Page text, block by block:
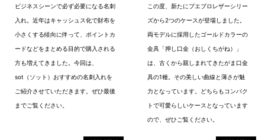
ビジネスシーンで必ず必要になる名刺
入れ。近年はキャッシュス化で財布を
小さくする傾向に伴って、ポイントカ
ードなどをまとめる目的で購入される
方も増えてきました。今回は、
sot（ソット）おすすめの名刺入れを
ご紹介させていただきます。ぜひ最後
までご覧ください。
この度、新たにプエブロレザーシリー
ズから2つのケースが登場しました。
両モデルに採用したゴールドカラーの
金具「押し口金（おしくちがね）」
は、古くから親しまれてきたがま口金
具の1種。その美しい曲線と薄さが魅
力となっています。どちらもコンパク
トで可愛らしいケースとなっています
ので、ぜひご覧ください。